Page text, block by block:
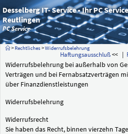
Desselberg IT- Service • Ihr PC
Reutlingen
PC Service
> Rechtliches>Widerrufsbelehrung
Haftungsausschluß<< |
Widerrufsbelehrung bei außerhalb von
Verträgen und bei Fernabsatzverträgen
über Finanzdienstleistungen
Widerrufsbelehrung
Widerrufsrecht
Sie haben das Recht, binnen vierzehn